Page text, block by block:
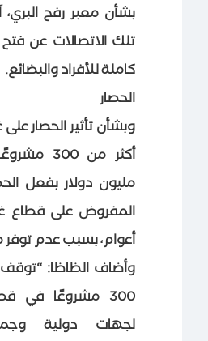
بشأن معبر رفح
تلك الاتصالات عن
كاملة للأفراد والبضائع.
الحصار
وبشأن تأثير الحصار
مليون دولار بفعل
المفروض على قطاع
أعوام، بسبب عدم توفر
وأضاف الظاظا:
300 مشروعًا في
لجهات دولية